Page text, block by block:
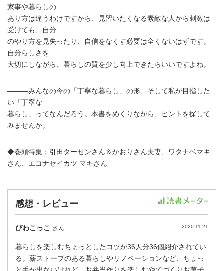
家事や暮らしの
あり方は違うわけですから、見習いたくなる素敵な人から刺激は
受けても、自分
のやり方を見失ったり、自信をなくす必要は全くないはずです。
自分らしさを
大切にしながら、暮らしの質を少し向上できたらいいですよね。
―――みんなの今の「丁寧な暮らし」の形、そして私が目指した
い「丁寧な
暮らし」ってなんだろう。本書をめくりながら、ヒントを探して
みませんか。
◆巻頭特集：引田ターセンさん＆かおりさん夫妻、ワタナベマキ
さん、エコナセイカツ マキさん
感想・レビュー
びわこっこ さん 2020-11-21
暮らしを楽しむちょっとしたコツが36人分36個紹介されてい
る。薪ストーブのある暮らしやリノベーションなど、ちょっ